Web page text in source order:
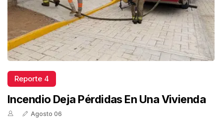
Reporte 4
Incendio Deja Pérdidas En Una Vivienda
Agosto 06